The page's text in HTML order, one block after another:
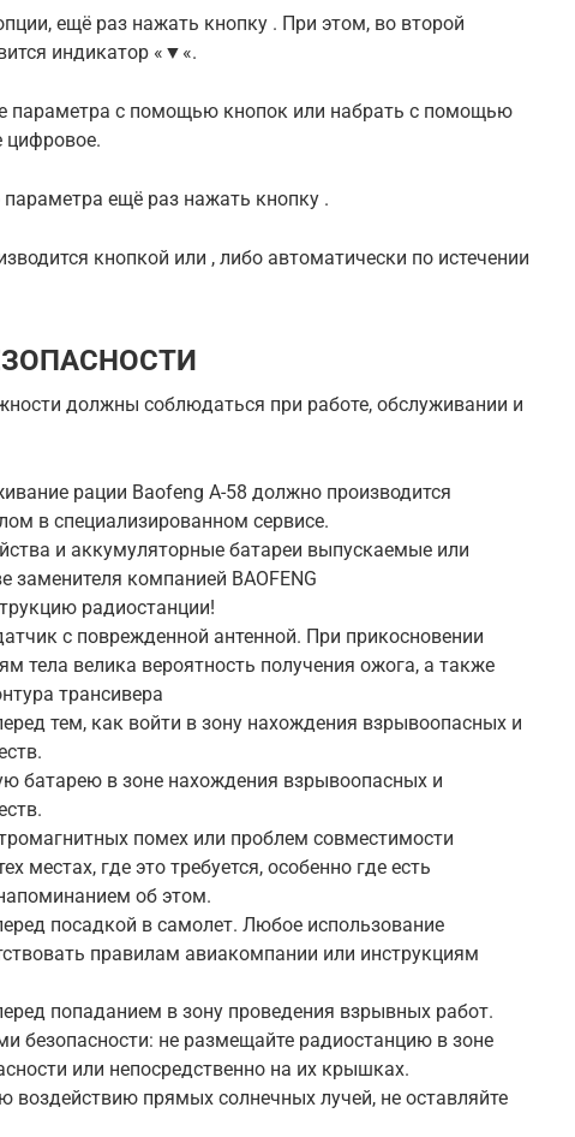
ещё раз нажать кнопку . При этом, во второй
индикатор « ▼ «.
параметра с помощью кнопок или набрать с помощью
цифровое.
ещё раз нажать кнопку .
кнопкой или , либо автоматически по истечении
должны соблюдаться при работе, обслуживании и
рации Baofeng A-58 должно производится
в специализированном сервисе.
и аккумуляторные батареи выпускаемые или
заменителя компанией BAOFENG
радиостанции!
с поврежденной антенной. При прикосновении
тела велика вероятность получения ожога, а также
трансивера
тем, как войти в зону нахождения взрывоопасных и
батарею в зоне нахождения взрывоопасных и
помех или проблем совместимости
местах, где это требуется, особенно где есть
об этом.
посадкой в самолет. Любое использование
правилам авиакомпании или инструкциям
попаданием в зону проведения взрывных работ.
безопасности: не размещайте радиостанцию в зоне
или непосредственно на их крышках.
воздействию прямых солнечных лучей, не оставляйте